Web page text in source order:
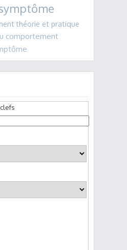
théorie et pratique
comportement